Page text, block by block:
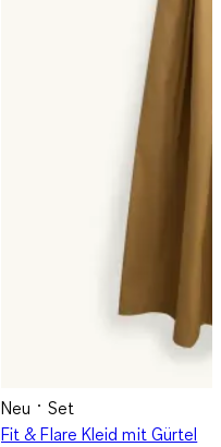
Neu
Set
Fit & Flare Kleid mit Gürtel